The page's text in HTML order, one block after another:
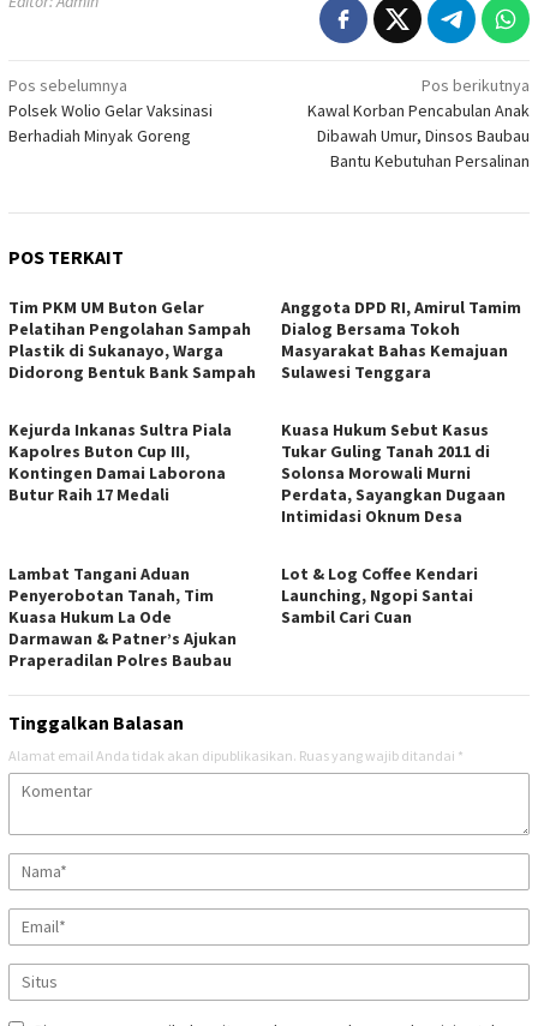
Navigasi
pos
Pos sebelumnya
Polsek Wolio Gelar Vaksinasi
Berhadiah Minyak Goreng
Pos berikutnya
Kawal Korban Pencabulan Anak
Dibawah Umur, Dinsos Baubau
Bantu Kebutuhan Persalinan
POS TERKAIT
Tim PKM UM Buton Gelar
Pelatihan Pengolahan Sampah
Plastik di Sukanayo, Warga
Didorong Bentuk Bank Sampah
Anggota DPD RI, Amirul Tamim
Dialog Bersama Tokoh
Masyarakat Bahas Kemajuan
Sulawesi Tenggara
Kejurda Inkanas Sultra Piala
Kapolres Buton Cup III,
Kontingen Damai Laborona
Butur Raih 17 Medali
Kuasa Hukum Sebut Kasus
Tukar Guling Tanah 2011 di
Solonsa Morowali Murni
Perdata, Sayangkan Dugaan
Intimidasi Oknum Desa
Lambat Tangani Aduan
Penyerobotan Tanah, Tim
Kuasa Hukum La Ode
Darmawan & Patner’s Ajukan
Praperadilan Polres Baubau
Lot & Log Coffee Kendari
Launching, Ngopi Santai
Sambil Cari Cuan
Tinggalkan Balasan
Alamat email Anda tidak akan dipublikasikan. Ruas yang wajib ditandai *